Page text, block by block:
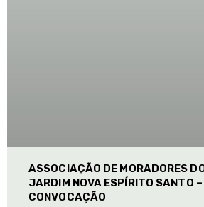
ASSOCIAÇÃO DE MORADORES
JARDIM NOVA ESPÍRITO SANTO
CONVOCAÇÃO